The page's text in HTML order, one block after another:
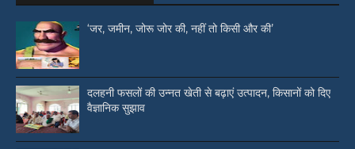
‘जर, जमीन, जोरू जोर की, नहीं तो किसी और की’
दलहनी फसलों की उन्नत खेती से बढ़ाएं उत्पादन, किसानों को दिए
वैज्ञानिक सुझाव